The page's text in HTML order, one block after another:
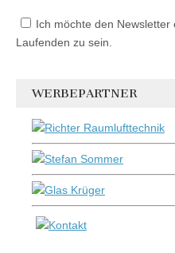
Ich möchte den
Laufenden zu sein.
WERBEPARTNER